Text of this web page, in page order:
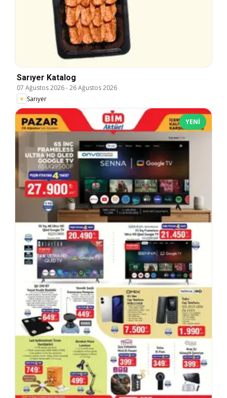
Sarıyer Katalog
07 Ağustos 2026-26 Ağustos 2026
Sarıyer
YENI